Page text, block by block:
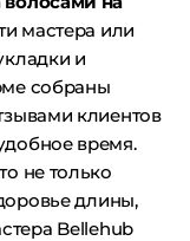
мастера или
и
собраны
клиентов
время.
не только
длины,
Bellehub